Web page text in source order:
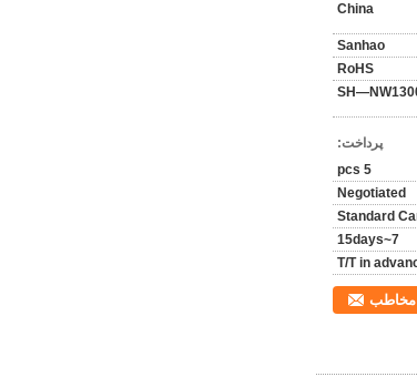
China
Sanhao
RoHS
پرداخت:
5 pcs
Negotiated
Standard
7~15days
T/T in
مخاطب